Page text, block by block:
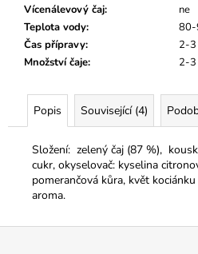
Vícenálevový čaj:
ne
Teplota vody:
80-
Čas přípravy:
2-3
Množství čaje: 2-3
Popis Související (4)
Složení: zelený čaj (87 %),
cukr, okyselovač: kyselina
pomerančová kůra, květ
aroma.